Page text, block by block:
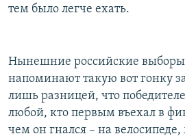
тем было легче ехать.
Нынешние российские
напоминают такую вот гонку
лишь разницей, что
любой, кто первым въехал в
чем он гнался – на